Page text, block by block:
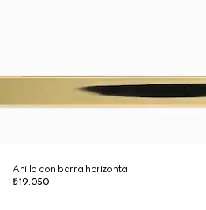
Anillo con barra horizontal
₺19.050